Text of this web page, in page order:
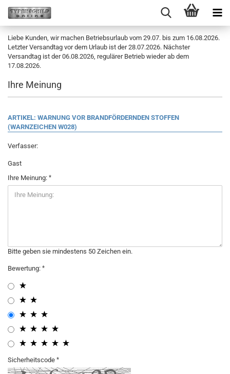
Liebe Kunden, wir machen Betriebsurlaub vom 29.07. bis zum 16.08.2026.
Letzter Versandtag vor dem Urlaub ist der 28.07.2026. Nächster
Versandtag ist der 06.08.2026, regulärer Betrieb wieder ab dem
17.08.2026.
Ihre Meinung
ARTIKEL: WARNUNG VOR BRANDFÖRDERNDEN STOFFEN
(WARNZEICHEN W028)
Verfasser:
Gast
Ihre Meinung:
Bitte geben sie mindestens 50 Zeichen ein.
Bewertung:
Sicherheitscode